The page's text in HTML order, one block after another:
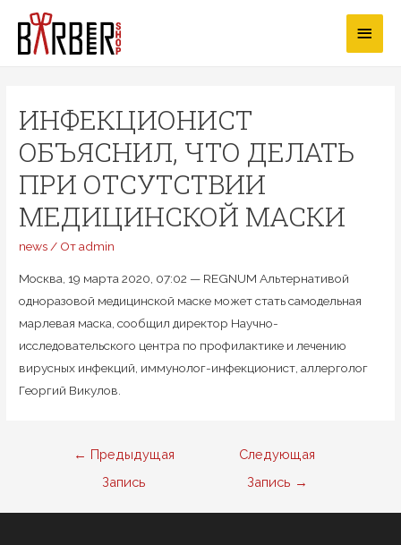
Перейти
содержимому
ИНФЕКЦИОНИСТ
ОБЪЯСНИЛ, ЧТО ДЕЛАТЬ
ПРИ ОТСУТСТВИИ
МЕДИЦИНСКОЙ МАСКИ
news/ Отadmin
Москва, 19 марта 2020, 07:02 — REGNUM Альтернативой
одноразовой медицинской маске может стать самодельная
марлевая маска, сообщил директор Научно-
исследовательского центра по профилактике и лечению
вирусных инфекций, иммунолог-инфекционист, аллерголог
Георгий Викулов.
Навигация
← Предыдущая
Запись
Следующая
Запись →